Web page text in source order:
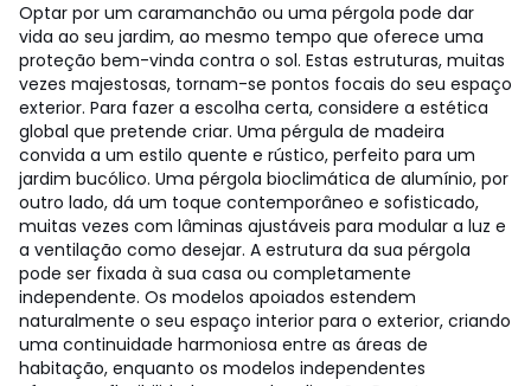
Optar por um caramanchão ou uma pérgola pode dar
vida ao seu jardim, ao mesmo tempo que oferece uma
proteção bem-vinda contra o sol. Estas estruturas, muitas
vezes majestosas, tornam-se pontos focais do seu espaço
exterior. Para fazer a escolha certa, considere a estética
global que pretende criar. Uma pérgula de madeira
convida a um estilo quente e rústico, perfeito para um
jardim bucólico. Uma pérgola bioclimática de alumínio, por
outro lado, dá um toque contemporâneo e sofisticado,
muitas vezes com lâminas ajustáveis para modular a luz e
a ventilação como desejar. A estrutura da sua pérgola
pode ser fixada à sua casa ou completamente
independente. Os modelos apoiados estendem
naturalmente o seu espaço interior para o exterior, criando
uma continuidade harmoniosa entre as áreas de
habitação, enquanto os modelos independentes